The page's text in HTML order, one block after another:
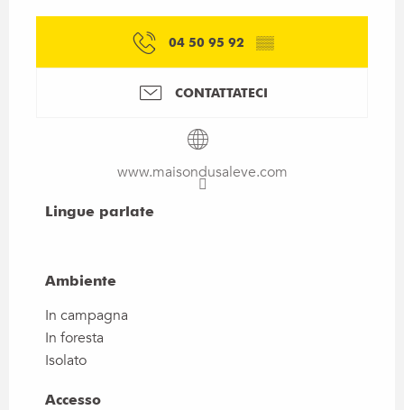
04 50 95 92 ▒▒
CONTATTATECI
www.maisondusaleve.com
Lingue parlate
Lingue parlate
Ambiente
Ambiente
In campagna
In foresta
Isolato
Accesso
Accesso